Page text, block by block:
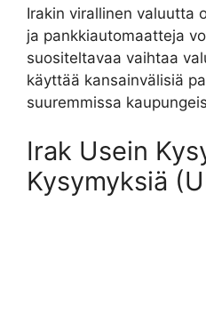
Irakin virallinen valuutta
ja pankkiautomaatteja
suositeltavaa vaihtaa
käyttää kansainvälisiä
suuremmissa
Irak Usein
Kysymyksiä